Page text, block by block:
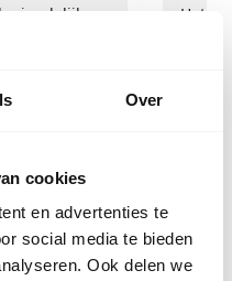
Over
cookies
en advertenties te
social media te bieden
Ook delen we
vriendelijk,
Het